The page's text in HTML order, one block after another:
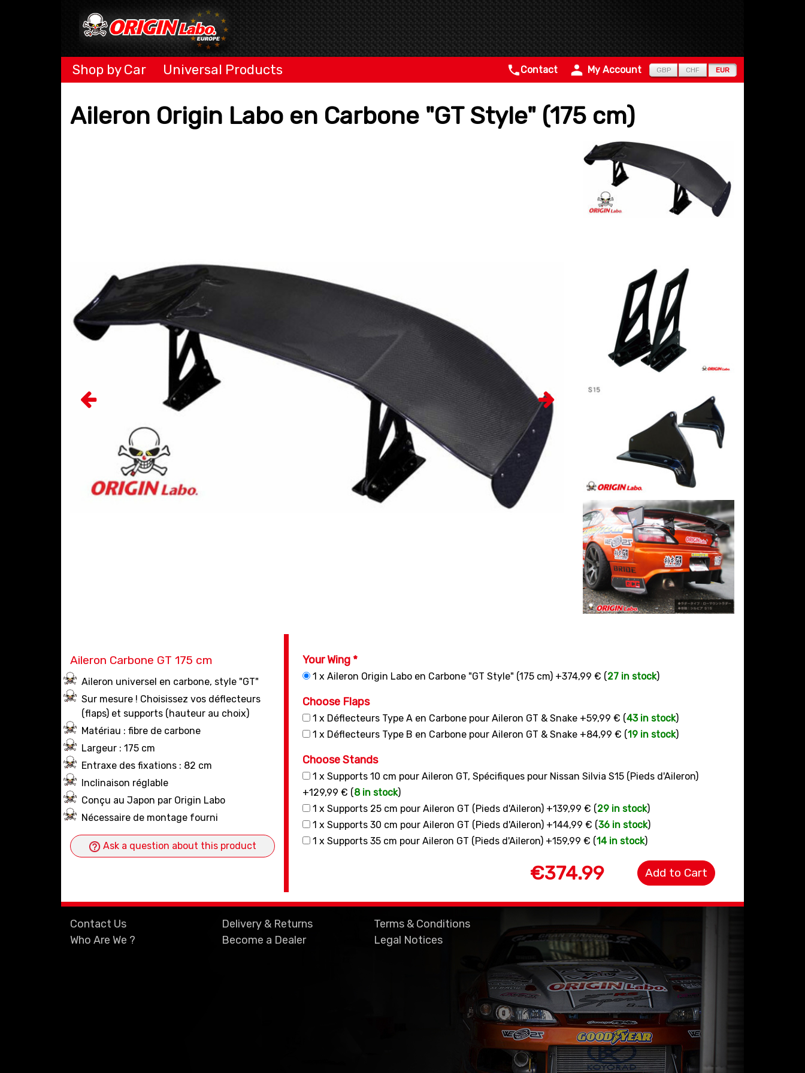
Shop by Car Universal Products Contact My Account GBP CHF EUR
Aileron Origin Labo en Carbone "GT Style" (175 cm)
Aileron Carbone GT 175 cm
Aileron universel en carbone, style "GT"
Sur mesure ! Choisissez vos déflecteurs
(flaps) et supports (hauteur au choix)
Matériau : fibre de carbone
Largeur : 175 cm
Entraxe des fixations : 82 cm
Inclinaison réglable
Conçu au Japon par Origin Labo
Nécessaire de montage fourni
Ask a question about this product
Your Wing *
1 x Aileron Origin Labo en Carbone "GT Style" (175 cm) +374,99 € (27 in stock)
Choose Flaps
1 x Déflecteurs Type A en Carbone pour Aileron GT & Snake +59,99 € (43 in stock)
1 x Déflecteurs Type B en Carbone pour Aileron GT & Snake +84,99 € (19 in stock)
Choose Stands
1 x Supports 10 cm pour Aileron GT, Spécifiques pour Nissan Silvia S15 (Pieds d'Aileron)
+129,99 € (8 in stock)
1 x Supports 25 cm pour Aileron GT (Pieds d'Aileron) +139,99 € (29 in stock)
1 x Supports 30 cm pour Aileron GT (Pieds d'Aileron) +144,99 € (36 in stock)
1 x Supports 35 cm pour Aileron GT (Pieds d'Aileron) +159,99 € (14 in stock)
€374.99 Add to Cart
Contact Us
Who Are We ?
Delivery & Returns
Become a Dealer
Terms & Conditions
Legal Notices